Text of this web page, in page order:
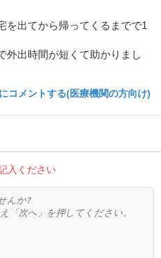
を出てから帰ってくるまでで1
外出時間が短くて助かりまし
コメントする(医療機関の方向け)
入ください